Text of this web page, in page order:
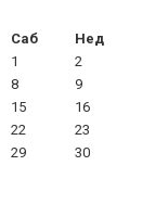
Саб
Нед
1
2
8
9
15
16
22
23
29
30